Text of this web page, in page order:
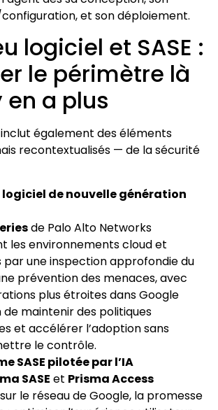
et son déploiement.
logiciel et SASE :
le périmètre là
en a plus
également des éléments
recontextualisés — de la sécurité
de nouvelle génération
de Palo Alto Networks
les environnements cloud et
par une inspection approfondie du
prévention des menaces, avec
plus étroites dans Google
de maintenir des politiques
et accélérer l’adoption sans
le contrôle.
SASE pilotée par l’IA
SASE et Prisma Access
le réseau de Google, la promesse